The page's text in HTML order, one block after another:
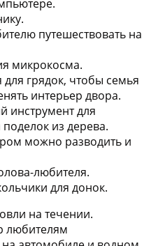
путешествовать на
микрокосма.
грядок, чтобы семья
интерьер двора.
инструмент для
из дерева.
можно разводить и
любителя.
для донок.
на течении.
любителям